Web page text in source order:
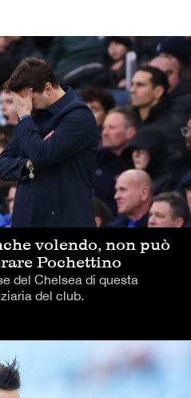
volendo, non può
Pochettino
del Chelsea di questa
del club.